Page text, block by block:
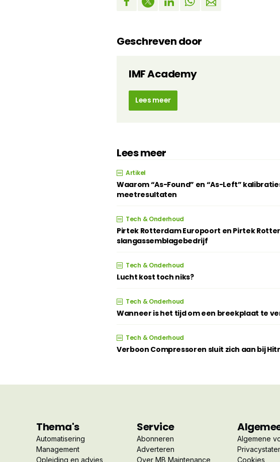
Geschreven door
IMF Academy
Lees meer
Lees meer
Artikel
Waarom “As-Found” en “As-Left”
meetresultaten
Tech & Onderhoud
Pirtek Rotterdam Europoort en Pirtek
slangassemblagebedrijf
Tech & Onderhoud
Lucht kost toch niks?
Tech & Onderhoud
Wanneer is het tijd om een breekplaat te
Tech & Onderhoud
Verboon Compressoren sluit zich aan bij
Thema's
Automatisering
Management
Opleiding en advies
Service
Abonneren
Adverteren
Over MB Maintenance
Algemene
Cookies